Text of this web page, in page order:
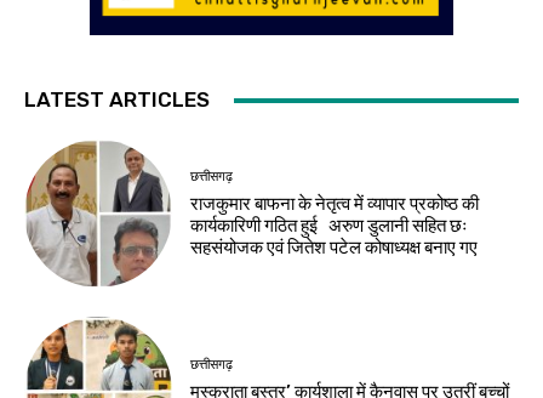
LATEST ARTICLES
छत्तीसगढ़
राजकुमार बाफना के नेतृत्व में व्यापार प्रकोष्ठ की
कार्यकारिणी गठित हुई अरुण डुलानी सहित छः
सहसंयोजक एवं जितेश पटेल कोषाध्यक्ष बनाए गए
छत्तीसगढ़
मुस्कुराता बस्तर’ कार्यशाला में कैनवास पर उतरीं बच्चों